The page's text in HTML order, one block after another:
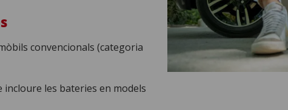
convencionals (categoria
incloure les bateries en models